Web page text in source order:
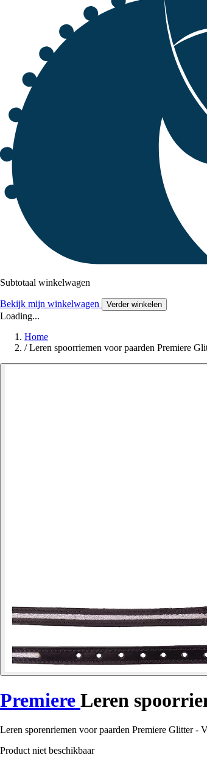
Subtotaal winkelwagen
Bekijk mijn winkelwagen Verder winkelen
Loading...
Home
/ Leren spoorriemen voor paarden Premiere
Premiere Leren
Leren sporenriemen voor paarden Premiere Glitter -
Product niet beschikbaar